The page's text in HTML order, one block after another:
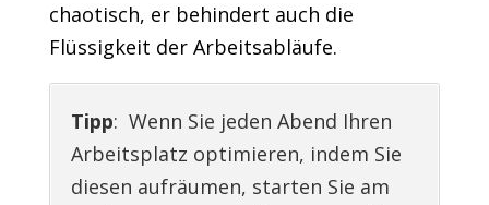
chaotisch, er behindert auch die
Flüssigkeit der Arbeitsabläufe.
Tipp: Wenn Sie jeden Abend Ihren
Arbeitsplatz optimieren, indem Sie
diesen aufräumen, starten Sie am